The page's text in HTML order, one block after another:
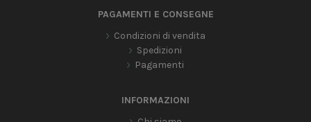
PAGAMENTI E CONSEGNE
Condizioni di vendita
Spedizioni
Pagamenti
INFORMAZIONI